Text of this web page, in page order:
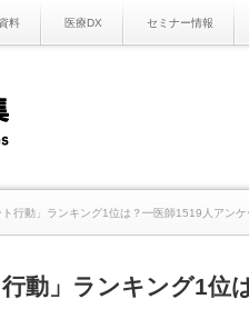
料 医療DX セミナー情報
ト行動」ランキング1位は？━医師1519人アンケ
行動」ランキング1